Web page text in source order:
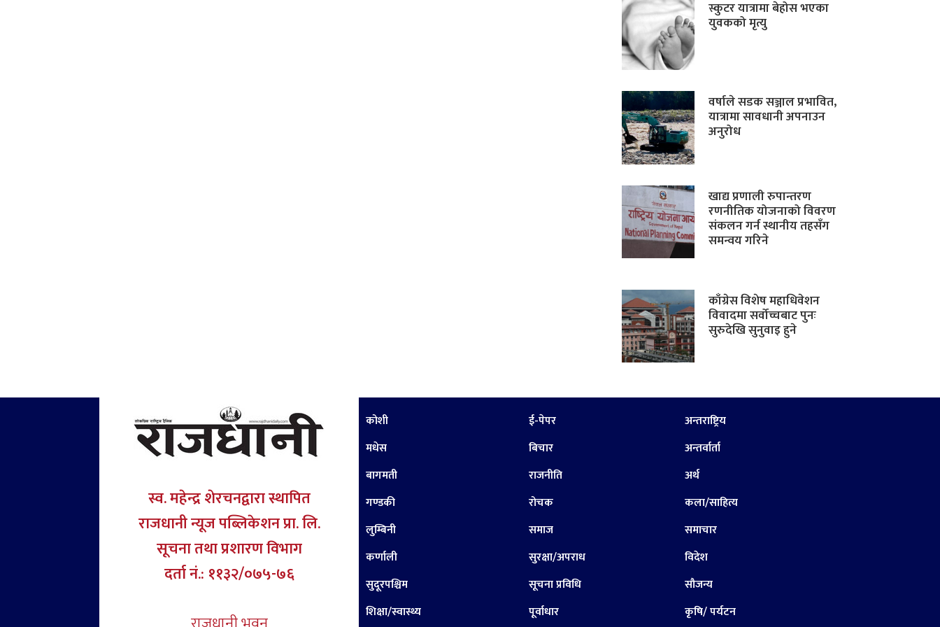
स्कुटर यात्रामा बेहोस भएका
युवकको मृत्यु
वर्षाले सडक सञ्जाल प्रभावित,
यात्रामा सावधानी अपनाउन
अनुरोध
खाद्य प्रणाली रुपान्तरण
रणनीतिक योजनाको विवरण
संकलन गर्न स्थानीय तहसँग
समन्वय गरिने
काँग्रेस विशेष महाधिवेशन
विवादमा सर्वोच्चबाट पुनः
सुरुदेखि सुनुवाइ हुने
स्व. महेन्द्र शेरचनद्वारा स्थापित
राजधानी न्यूज पब्लिकेशन प्रा. लि.
सूचना तथा प्रशारण विभाग
दर्ता नं.: ११३२/०७५-७६
कोशी
मधेस
बागमती
गण्डकी
लुम्बिनी
कर्णाली
सुदूरपश्चिम
शिक्षा/स्वास्थ्य
ई-पेपर
बिचार
राजनीति
रोचक
समाज
सुरक्षा/अपराध
सूचना प्रविधि
पूर्वाधार
अन्तराष्ट्रिय
अन्तर्वार्ता
अर्थ
कला/साहित्य
समाचार
विदेश
सौजन्य
कृषि/ पर्यटन